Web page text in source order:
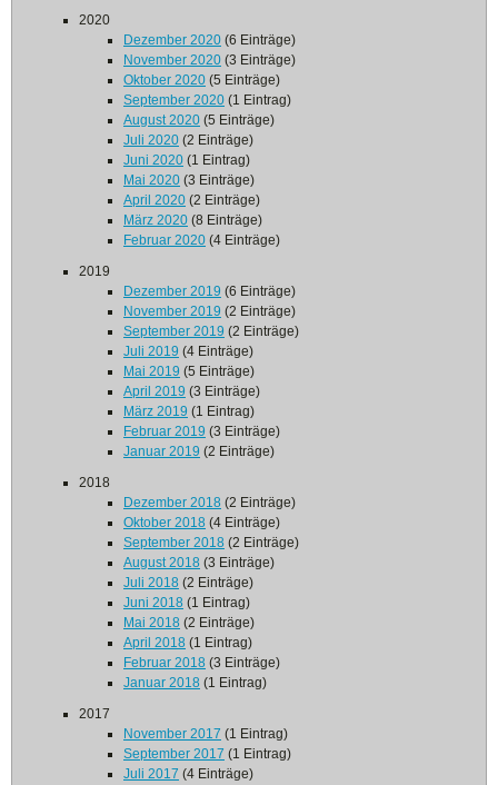
2020
Dezember 2020 (6 Einträge)
November 2020 (3 Einträge)
Oktober 2020 (5 Einträge)
September 2020 (1 Eintrag)
August 2020 (5 Einträge)
Juli 2020 (2 Einträge)
Juni 2020 (1 Eintrag)
Mai 2020 (3 Einträge)
April 2020 (2 Einträge)
März 2020 (8 Einträge)
Februar 2020 (4 Einträge)
2019
Dezember 2019 (6 Einträge)
November 2019 (2 Einträge)
September 2019 (2 Einträge)
Juli 2019 (4 Einträge)
Mai 2019 (5 Einträge)
April 2019 (3 Einträge)
März 2019 (1 Eintrag)
Februar 2019 (3 Einträge)
Januar 2019 (2 Einträge)
2018
Dezember 2018 (2 Einträge)
Oktober 2018 (4 Einträge)
September 2018 (2 Einträge)
August 2018 (3 Einträge)
Juli 2018 (2 Einträge)
Juni 2018 (1 Eintrag)
Mai 2018 (2 Einträge)
April 2018 (1 Eintrag)
Februar 2018 (3 Einträge)
Januar 2018 (1 Eintrag)
2017
November 2017 (1 Eintrag)
September 2017 (1 Eintrag)
Juli 2017 (4 Einträge)